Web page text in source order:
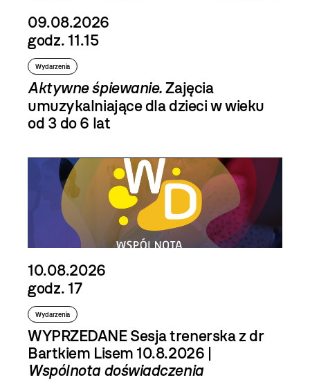
09.08.2026
godz. 11.15
Wydarzenia
Aktywne śpiewanie.Zajęcia
umuzykalniające dla dzieci w wieku
od 3 do 6 lat
10.08.2026
godz. 17
Wydarzenia
WYPRZEDANE Sesja trenerska z dr
Bartkiem Lisem 10.8.2026 |
Wspólnota doświadczenia